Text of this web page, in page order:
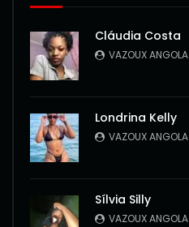
Cláudia Costa
VAZOUX ANGOLA
Londrina Kelly
VAZOUX ANGOLA
Sílvia Silly
VAZOUX ANGOLA